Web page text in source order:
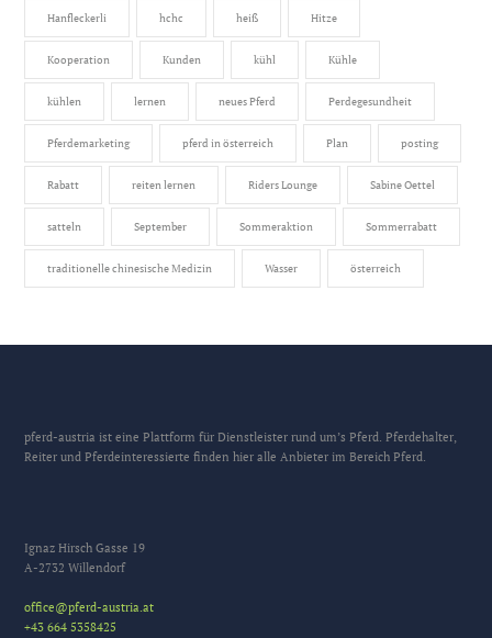
Hanfleckerli hchc heiß Hitze
Kooperation Kunden kühl Kühle
kühlen lernen neues Pferd Perdegesundheit
Pferdemarketing pferd in österreich Plan posting
Rabatt reiten lernen Riders Lounge Sabine Oettel
satteln September Sommeraktion Sommerrabatt
traditionelle chinesische Medizin Wasser österreich
pferd-austria ist eine Plattform für Dienstleister rund um’s Pferd. Pferdehalter,
Reiter und Pferdeinteressierte finden hier alle Anbieter im Bereich Pferd.
Ignaz Hirsch Gasse 19
A-2732 Willendorf
office@pferd-austria.at
+43 664 5358425